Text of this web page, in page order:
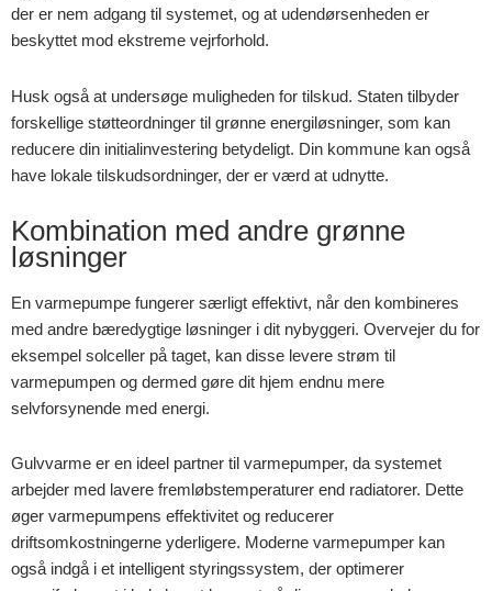
der er nem adgang til systemet, og at udendørsenheden er
beskyttet mod ekstreme vejrforhold.
Husk også at undersøge muligheden for tilskud. Staten tilbyder
forskellige støtteordninger til grønne energiløsninger, som kan
reducere din initialinvestering betydeligt. Din kommune kan også
have lokale tilskudsordninger, der er værd at udnytte.
Kombination med andre grønne
løsninger
En varmepumpe fungerer særligt effektivt, når den kombineres
med andre bæredygtige løsninger i dit nybyggeri. Overvejer du for
eksempel solceller på taget, kan disse levere strøm til
varmepumpen og dermed gøre dit hjem endnu mere
selvforsynende med energi.
Gulvvarme er en ideel partner til varmepumper, da systemet
arbejder med lavere fremløbstemperaturer end radiatorer. Dette
øger varmepumpens effektivitet og reducerer
driftsomkostningerne yderligere. Moderne varmepumper kan
også indgå i et intelligent styringssystem, der optimerer